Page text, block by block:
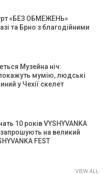
«БЕЗ ОБМЕЖЕНЬ»
та Брно з благодійними
Музейна ніч:
мумію, людські
у Чехії скелет
10 років VYSHYVANKA
запрошують на великий
FEST
VIEW ALL